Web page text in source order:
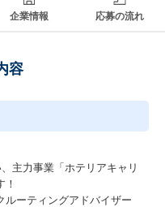
企業情報 応募の流れ
容
主力事業「ホテリアキャリ
！
ルーティングアドバイザー